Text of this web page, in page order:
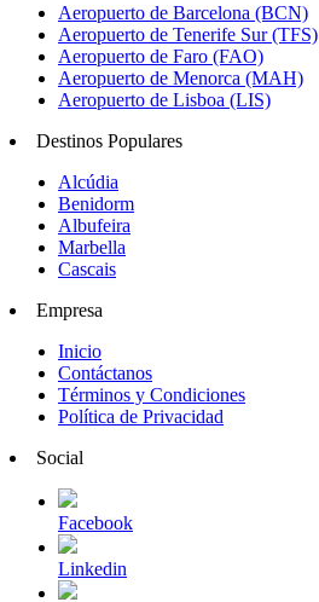
Aeropuerto de Barcelona (BCN)
Aeropuerto de Tenerife Sur (TFS)
Aeropuerto de Faro (FAO)
Aeropuerto de Menorca (MAH)
Aeropuerto de Lisboa (LIS)
Destinos Populares
Alcúdia
Benidorm
Albufeira
Marbella
Cascais
Empresa
Inicio
Contáctanos
Términos y Condiciones
Política de Privacidad
Social
Facebook
Linkedin